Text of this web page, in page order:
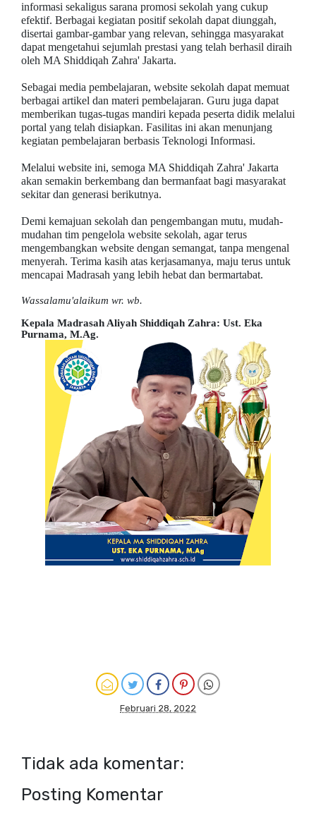
informasi sekaligus sarana promosi sekolah yang cukup
efektif. Berbagai kegiatan positif sekolah dapat diunggah,
disertai gambar-gambar yang relevan, sehingga masyarakat
dapat mengetahui sejumlah prestasi yang telah berhasil diraih
oleh MA Shiddiqah Zahra' Jakarta.
Sebagai media pembelajaran, website sekolah dapat memuat
berbagai artikel dan materi pembelajaran. Guru juga dapat
memberikan tugas-tugas mandiri kepada peserta didik melalui
portal yang telah disiapkan. Fasilitas ini akan menunjang
kegiatan pembelajaran berbasis Teknologi Informasi.
Melalui website ini, semoga MA Shiddiqah Zahra' Jakarta
akan semakin berkembang dan bermanfaat bagi masyarakat
sekitar dan generasi berikutnya.
Demi kemajuan sekolah dan pengembangan mutu, mudah-
mudahan tim pengelola website sekolah, agar terus
mengembangkan website dengan semangat, tanpa mengenal
menyerah. Terima kasih atas kerjasamanya, maju terus untuk
mencapai Madrasah yang lebih hebat dan bermartabat.
Wassalamu'alaikum wr. wb.
Kepala Madrasah Aliyah Shiddiqah Zahra: Ust. Eka
Purnama, M.Ag.
Februari 28, 2022
Tidak ada komentar:
Posting Komentar